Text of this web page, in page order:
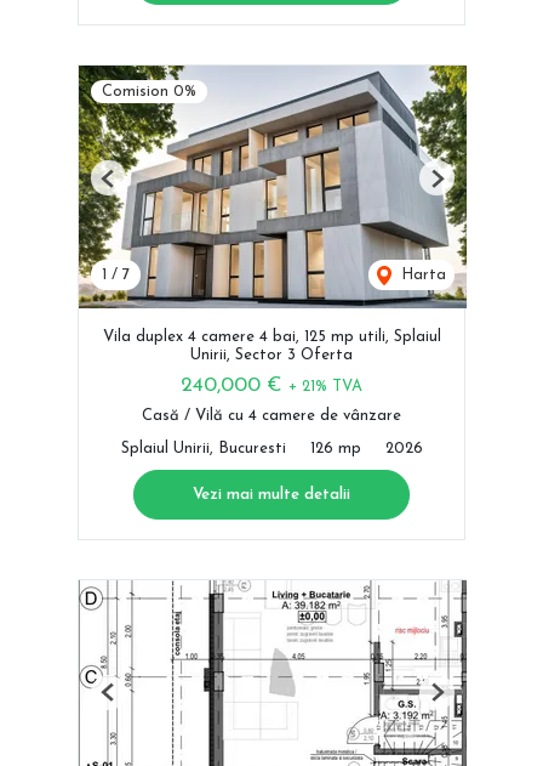
Comision 0%
1 / 7 Harta
Previous Next
Vila duplex 4 camere 4 bai, 125 mp utili, Splaiul
Unirii, Sector 3 Oferta
240,000 € + 21% TVA
Casă / Vilă cu 4 camere de vânzare
Splaiul Unirii, Bucuresti 126 mp 2026
Vezi mai multe detalii
Previous Next